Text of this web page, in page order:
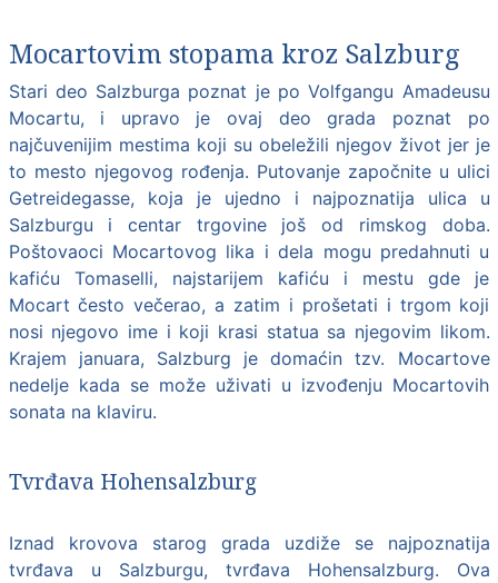
Mocartovim stopama kroz Salzburg
Stari deo Salzburga poznat je po Volfgangu Amadeusu
Mocartu, i upravo je ovaj deo grada poznat po
najčuvenijim mestima koji su obeležili njegov život jer je
to mesto njegovog rođenja. Putovanje započnite u ulici
Getreidegasse, koja je ujedno i najpoznatija ulica u
Salzburgu i centar trgovine još od rimskog doba.
Poštovaoci Mocartovog lika i dela mogu predahnuti u
kafiću Tomaselli, najstarijem kafiću i mestu gde je
Mocart često večerao, a zatim i prošetati i trgom koji
nosi njegovo ime i koji krasi statua sa njegovim likom.
Krajem januara, Salzburg je domaćin tzv. Mocartove
nedelje kada se može uživati u izvođenju Mocartovih
sonata na klaviru.
Tvrđava Hohensalzburg
Iznad krovova starog grada uzdiže se najpoznatija
tvrđava u Salzburgu, tvrđava Hohensalzburg. Ova